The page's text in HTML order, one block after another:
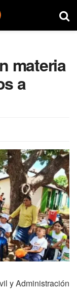
materia
a
y Administración